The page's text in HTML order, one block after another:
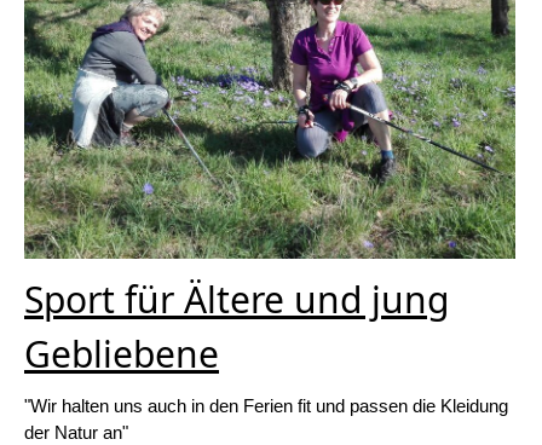
Sport für Ältere und jung
Gebliebene
"Wir halten uns auch in den Ferien fit und passen die Kleidung
der Natur an"